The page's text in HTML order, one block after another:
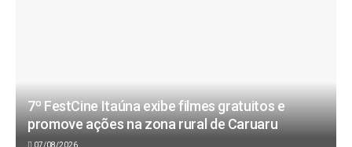
7º FestCine Itaúna exibe filmes gratuitos e
promove ações na zona rural de Caruaru
07/08/2026